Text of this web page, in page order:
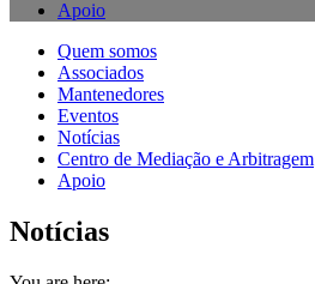
Apoio
Quem somos
Associados
Mantenedores
Eventos
Notícias
Centro de Mediação e Arbitragem
Apoio
Notícias